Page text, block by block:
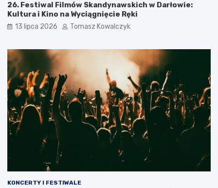
26. Festiwal Filmów Skandynawskich w Darłowie:
Kultura i Kino na Wyciągnięcie Ręki
13 lipca 2026 Tomasz Kowalczyk
KONCERTY I FESTIWALE